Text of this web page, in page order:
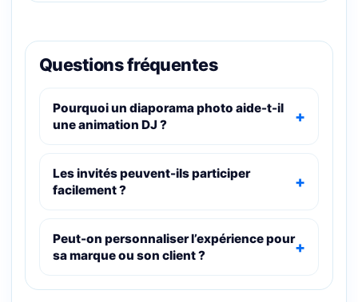
Questions fréquentes
Pourquoi un diaporama photo aide-t-il
une animation DJ ?
Les invités peuvent-ils participer
facilement ?
Peut-on personnaliser l’expérience pour
sa marque ou son client ?